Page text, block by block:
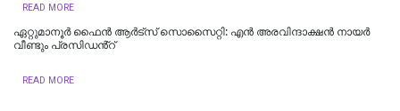
READ MORE
ഏറ്റുമാനൂർ ഫൈൻ ആർട്സ് സൊസൈറ്റി: എൻ അരവിന്ദാക്ഷൻ നായർ
വീണ്ടും പ്രസിഡൻ്റ്
READ MORE